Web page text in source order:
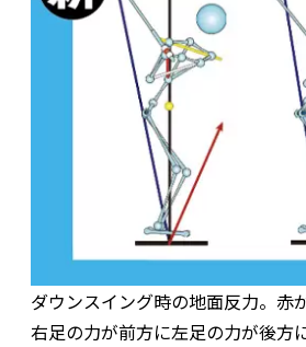
ダウンスイング時の地面反力。赤
右足の力が前方に左足の力が後方